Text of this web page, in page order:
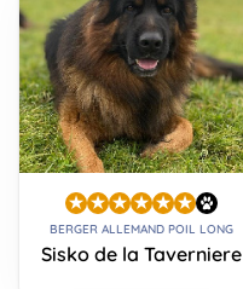
BERGER ALLEMAND POIL LONG
Sisko de la Taverniere